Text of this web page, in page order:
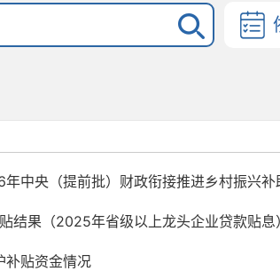
中央（提前批）财政衔接推进乡村振兴补
结果（2025年省级以上龙头企业贷款贴息）
补贴资金情况